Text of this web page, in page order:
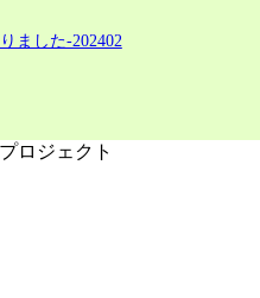
ました-202402
ロジェクト